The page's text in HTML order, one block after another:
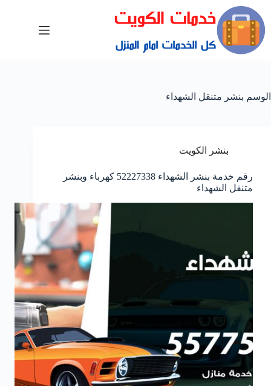
الوسم بنشر متنقل الشهداء
بنشر الكويت
رقم خدمة بنشر الشهداء 52227338 كهرباء وبنشر
متنقل الشهداء